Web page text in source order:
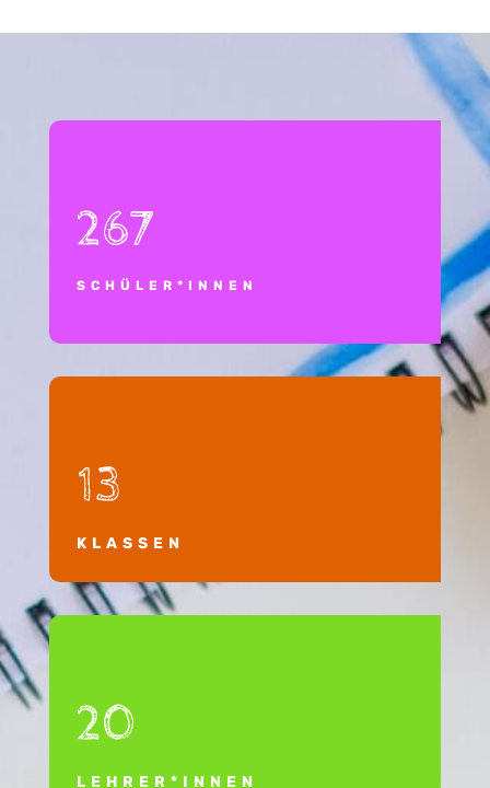
267
SCHÜLER*INNEN
13
KLASSEN
20
LEHRER*INNEN